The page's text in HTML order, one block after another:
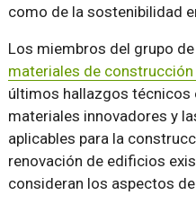
como de la sostenibilidad
Los miembros del grupo
materiales de
últimos hallazgos técnicos
materiales innovadores y
aplicables para la
renovación de edificios
consideran los aspectos